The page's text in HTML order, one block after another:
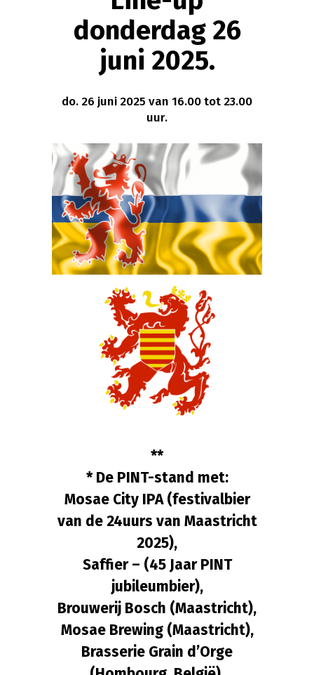
donderdag 26
juni 2025.
do. 26 juni 2025 van 16.00 tot 23.00
uur.
**
* De PINT-stand met:
Mosae City IPA (festivalbier
van de 24uurs van Maastricht
2025),
Saffier – (45 Jaar PINT
jubileumbier),
Brouwerij Bosch (Maastricht),
Mosae Brewing (Maastricht),
Brasserie Grain d’Orge